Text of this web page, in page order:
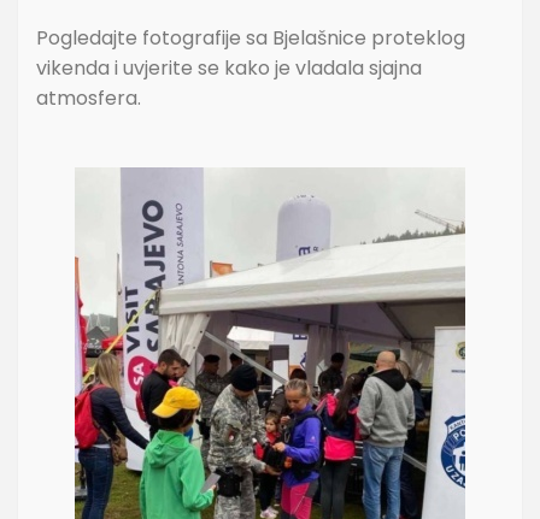
Pogledajte fotografije sa Bjelašnice proteklog
vikenda i uvjerite se kako je vladala sjajna
atmosfera.